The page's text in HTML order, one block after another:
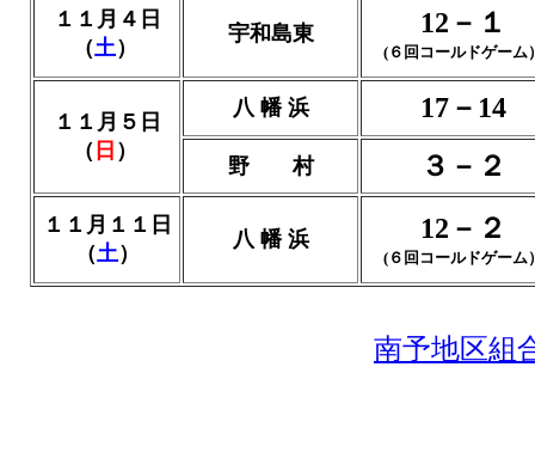
１１月４日
（土）
宇和島東 12－１
(６回コールドゲーム
１１月５日
（ 日 ）
八 幡 浜 17－14
野 村 ３－２
１１月１１日
（土）
八 幡 浜 12－２
(６回コールドゲーム
南予地区組